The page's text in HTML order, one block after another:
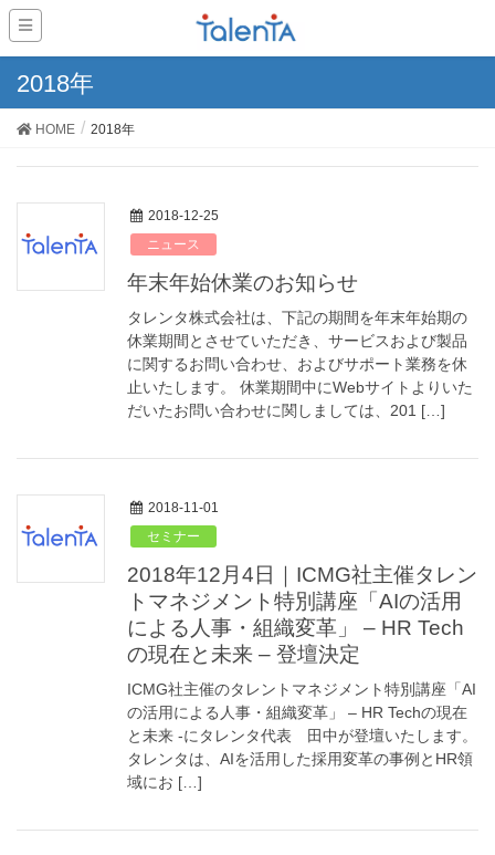
2018年
HOME 2018年
2018-12-25
ニュース
年末年始休業のお知らせ
タレンタ株式会社は、下記の期間を年末年始期の
休業期間とさせていただき、サービスおよび製品
に関するお問い合わせ、およびサポート業務を休
止いたします。 休業期間中にWebサイトよりいた
だいたお問い合わせに関しましては、201 […]
2018-11-01
セミナー
2018年12月4日｜ICMG社主催タレン
トマネジメント特別講座「AIの活用
による人事・組織変革」 – HR Tech
の現在と未来 – 登壇決定
ICMG社主催のタレントマネジメント特別講座「AI
の活用による人事・組織変革」 – HR Techの現在
と未来 -にタレンタ代表 田中が登壇いたします。
タレンタは、AIを活用した採用変革の事例とHR領
域にお […]